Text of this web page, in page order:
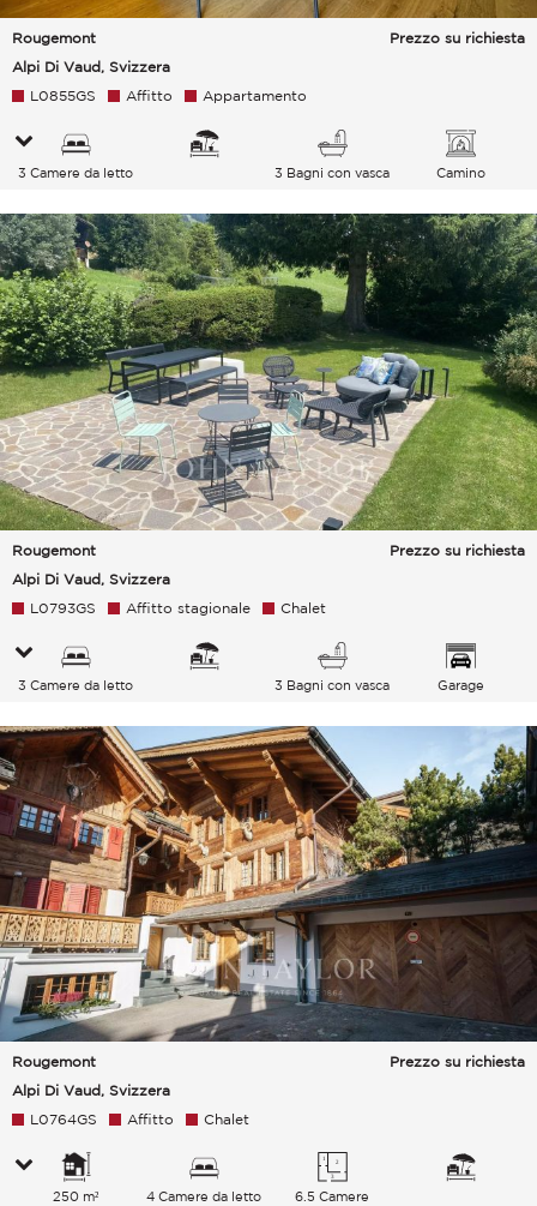
Rougemont
Alpi Di Vaud, Svizzera
Prezzo su richiesta
L0855GS Affitto Appartamento
3 Camere da letto 3 Bagni con vasca Camino
Rougemont
Alpi Di Vaud, Svizzera
Prezzo su richiesta
L0793GS Affitto stagionale Chalet
3 Camere da letto 3 Bagni con vasca Garage
Rougemont
Alpi Di Vaud, Svizzera
Prezzo su richiesta
L0764GS Affitto Chalet
250 m² 4 Camere da letto 6.5 Camere